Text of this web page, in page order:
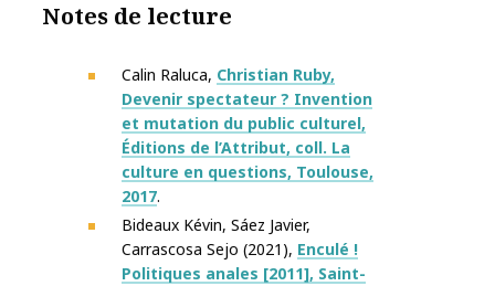
Notes de lecture
Calin Raluca, Christian Ruby,
Devenir spectateur ? Invention
et mutation du public culturel,
Éditions de l’Attribut, coll. La
culture en questions, Toulouse,
2017.
Bideaux Kévin, Sáez Javier,
Carrascosa Sejo (2021), Enculé !
Politiques anales [2011], Saint-